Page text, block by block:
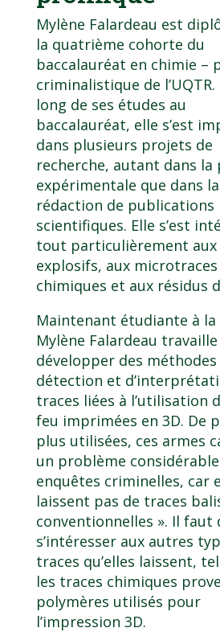
Mylène Falardeau est
la quatrième cohorte du
baccalauréat en chimie –
criminalistique de
long de ses études au
baccalauréat, elle s’est
dans plusieurs projets de
recherche, autant dans la
expérimentale que dans la
rédaction de publications
scientifiques. Elle s’est
tout particulièrement aux
explosifs, aux microtraces
chimiques et aux résidus
Maintenant étudiante à
Mylène Falardeau travaille
développer des méthodes
détection et
traces liées à l’utilisation
feu imprimées en 3D. De
plus utilisées, ces armes
un problème
enquêtes criminelles, car
laissent pas de traces
conventionnelles ». Il faut
s’intéresser aux autres
traces qu’elles laissent,
les traces chimiques
polymères utilisés pour
l’impression 3D.